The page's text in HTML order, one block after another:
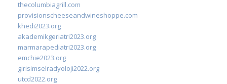
thecolumbiagrill.com
provisionscheeseandwineshoppe.com
khedi2023.org
akademikgeriatri2023.org
marmarapediatri2023.org
emchie2023.org
girisimselradyoloji2022.org
utcd2022.org